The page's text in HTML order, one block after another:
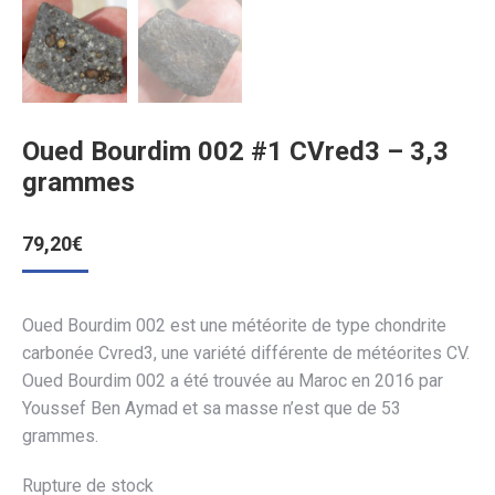
Oued Bourdim 002 #1 CVred3 – 3,3
grammes
79,20€
Oued Bourdim 002 est une météorite de type chondrite
carbonée Cvred3, une variété différente de météorites CV.
Oued Bourdim 002 a été trouvée au Maroc en 2016 par
Youssef Ben Aymad et sa masse n’est que de 53
grammes.
Rupture de stock